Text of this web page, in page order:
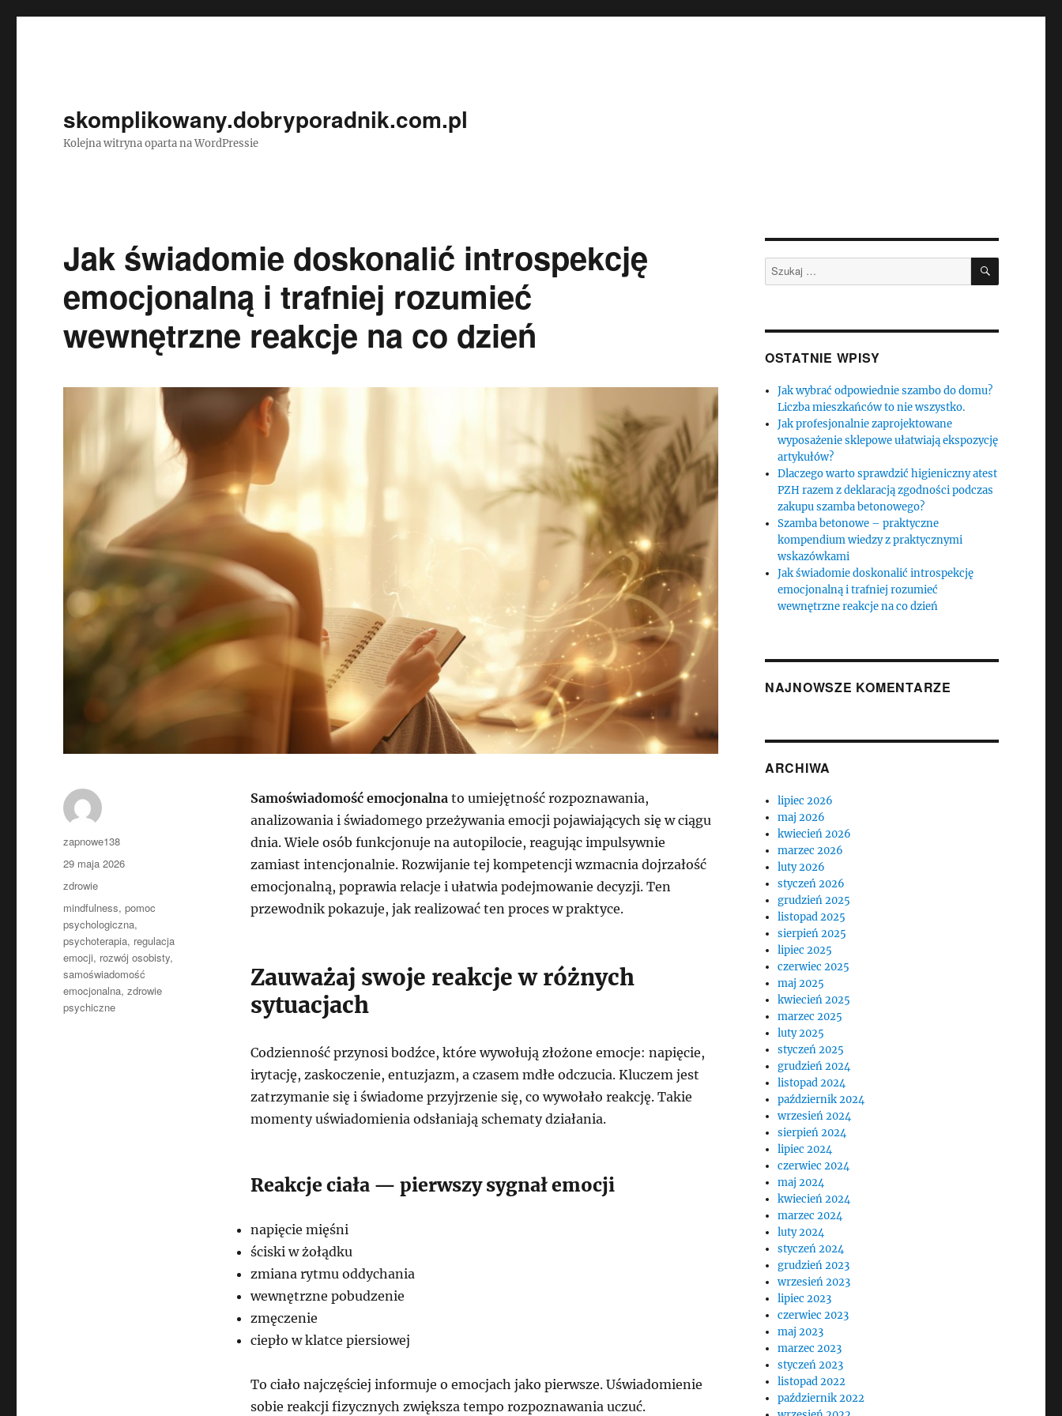
skomplikowany.dobryporadnik.com.pl
Kolejna witryna oparta na WordPressie
Jak świadomie doskonalić introspekcję
emocjonalną i trafniej rozumieć
wewnętrzne reakcje na co dzień
Samoświadomość emocjonalna to umiejętność rozpoznawania,
analizowania i świadomego przeżywania emocji pojawiających się w ciągu
dnia. Wiele osób funkcjonuje na autopilocie, reagując impulsywnie
zamiast intencjonalnie. Rozwijanie tej kompetencji wzmacnia dojrzałość
emocjonalną, poprawia relacje i ułatwia podejmowanie decyzji. Ten
przewodnik pokazuje, jak realizować ten proces w praktyce.
Zauważaj swoje reakcje w różnych
sytuacjach
Codzienność przynosi bodźce, które wywołują złożone emocje: napięcie,
irytację, zaskoczenie, entuzjazm, a czasem mdłe odczucia. Kluczem jest
zatrzymanie się i świadome przyjrzenie się, co wywołało reakcję. Takie
momenty uświadomienia odsłaniają schematy działania.
Reakcje ciała — pierwszy sygnał emocji
napięcie mięśni
ściski w żołądku
zmiana rytmu oddychania
wewnętrzne pobudzenie
zmęczenie
ciepło w klatce piersiowej
To ciało najczęściej informuje o emocjach jako pierwsze. Uświadomienie
sobie reakcji fizycznych zwiększa tempo rozpoznawania uczuć.
Autor
zapnowe138
Data
publikacji
29 maja 2026
Kategorie
zdrowie
Tagi
mindfulness,pomoc
psychologiczna,
psychoterapia, regulacja
emocji, rozwój osobisty,
samoświadomość
emocjonalna,zdrowie
psychiczne
Szukaj: SZUKAJ
OSTATNIE WPISY
Jak wybrać odpowiednie szambo do domu?
Liczba mieszkańców to nie wszystko.
Jak profesjonalnie zaprojektowane
wyposażenie sklepowe ułatwiają ekspozycję
artykułów?
Dlaczego warto sprawdzić higieniczny atest
PZH razem z deklaracją zgodności podczas
zakupu szamba betonowego?
Szamba betonowe – praktyczne
kompendium wiedzy z praktycznymi
wskazówkami
Jak świadomie doskonalić introspekcję
emocjonalną i trafniej rozumieć
wewnętrzne reakcje na co dzień
NAJNOWSZE KOMENTARZE
ARCHIWA
lipiec 2026
maj 2026
kwiecień 2026
marzec 2026
luty 2026
styczeń 2026
grudzień 2025
listopad 2025
sierpień 2025
lipiec 2025
czerwiec 2025
maj 2025
kwiecień 2025
marzec 2025
luty 2025
styczeń 2025
grudzień 2024
listopad 2024
październik 2024
wrzesień 2024
sierpień 2024
lipiec 2024
czerwiec 2024
maj 2024
kwiecień 2024
marzec 2024
luty 2024
styczeń 2024
grudzień 2023
wrzesień 2023
lipiec 2023
czerwiec 2023
maj 2023
marzec 2023
styczeń 2023
listopad 2022
październik 2022